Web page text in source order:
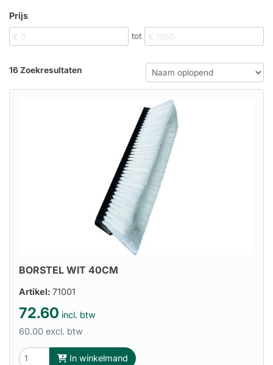
Prijs
tot
16 Zoekresultaten
BORSTEL WIT 40CM
Artikel: 71001
72.60 incl. btw
60.00 excl. btw
In winkelmand